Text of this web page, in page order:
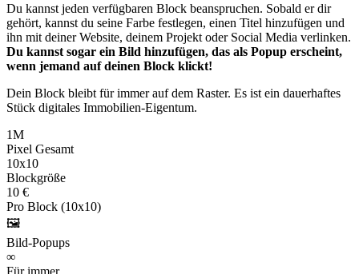
Du kannst jeden verfügbaren Block beanspruchen. Sobald er dir
gehört, kannst du seine Farbe festlegen, einen Titel hinzufügen und
ihn mit deiner Website, deinem Projekt oder Social Media verlinken.
Du kannst sogar ein Bild hinzufügen, das als Popup erscheint,
wenn jemand auf deinen Block klickt!
Dein Block bleibt für immer auf dem Raster. Es ist ein dauerhaftes
Stück digitales Immobilien-Eigentum.
1M
Pixel Gesamt
10x10
Blockgröße
10 €
Pro Block (10x10)
🖼️
Bild-Popups
∞
Für immer